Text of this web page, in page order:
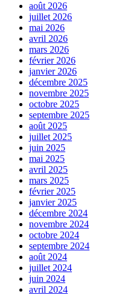
août 2026
juillet 2026
mai 2026
avril 2026
mars 2026
février 2026
janvier 2026
décembre 2025
novembre 2025
octobre 2025
septembre 2025
août 2025
juillet 2025
juin 2025
mai 2025
avril 2025
mars 2025
février 2025
janvier 2025
décembre 2024
novembre 2024
octobre 2024
septembre 2024
août 2024
juillet 2024
juin 2024
avril 2024